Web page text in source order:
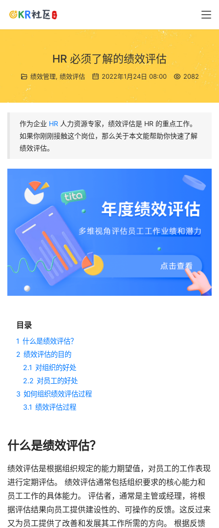
HR 必须了解的绩效评估
绩效管理, 绩效评估 2022年1月24日 08:00 2082
作为企业 HR 人力资源专家，绩效评估是 HR 的重点工作。
如果你刚刚接触这个岗位，那么关于本文能帮助你快速了解
绩效评估。
目录
1 什么是绩效评估？
2 绩效评估的目的
2.1 对组织的好处
2.2 对员工的好处
3 如何组织绩效评估过程
3.1 绩效评估过程
什么是绩效评估？
绩效评估是根据组织规定的能力期望值，对员工的工作表现
进行定期评估。 绩效评估通常包括组织要求的核心能力和
员工工作的具体能力。 评估者，通常是主管或经理，将根
据评估结果向员工提供建设性的、可操作的反馈。这反过来
又为员工提供了改善和发展其工作所需的方向。 根据反馈